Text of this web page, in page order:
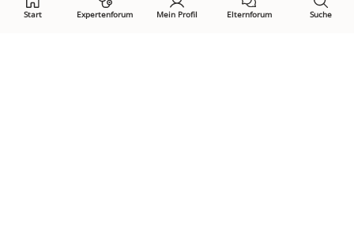
Start Expertenforum Mein Profil Elternforum Suche